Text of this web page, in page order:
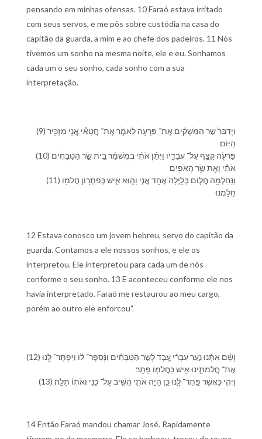
pensando em minhas ofensas. 10 Faraó estava irritado
com seus servos, e me pôs sobre custódia na casa do
capitão da guarda, a mim e ao chefe dos padeiros. 11 Nós
tivemos um sonho na mesma noite, ele e eu. Sonhamos
cada um o seu sonho, cada sonho com a sua
interpretação.
(9) וַ⁠יְדַבֵּר֙ שַׂ֣ר הַ⁠מַּשְׁקִ֔ים אֶת־ פַּרְעֹ֖ה לֵ⁠אמֹ֑ר אֶת־ חֲטָאַ֕⁠י אֲנִ֖י מַזְכִּ֥יר
הַ⁠יּֽוֹם׃
(10) פַּרְעֹ֖ה קָצַ֣ף עַל־ עֲבָדָ֑י⁠ו וַ⁠יִּתֵּ֨ן אֹתִ֜⁠י בְּ⁠מִשְׁמַ֗ר בֵּ֚ית שַׂ֣ר הַ⁠טַּבָּחִ֔ים
אֹתִ֕⁠י וְ⁠אֵ֖ת שַׂ֥ר הָ⁠אֹפִֽים׃
(11) וַ⁠נַּֽחַלְמָ֥⁠ה חֲל֛וֹם בְּ⁠לַ֥יְלָה אֶחָ֖ד אֲנִ֣י וָ⁠ה֑וּא אִ֛ישׁ כְּ⁠פִתְר֥וֹן חֲלֹמ֖⁠וֹ
חָלָֽמְנוּ׃
12 Estava conosco um jovem hebreu, servo do capitão da
guarda. Contamos a ele nossos sonhos, e ele os
interpretou. Ele interpretou para cada um de nós
conforme o seu sonho. 13 E aconteceu conforme ele nos
havia interpretado. Faraó me restaurou ao meu cargo,
porém ao outro ele enforcou".
(12) וְ⁠שָׁ֨ם אִתָּ֜⁠נוּ נַ֣עַר עִבְרִ֗י עֶ֚בֶד לְ⁠שַׂ֣ר הַ⁠טַּבָּחִ֔ים וַ⁠נְּ֨סַפֶּר־ ל֔⁠וֹ וַ⁠יִּפְתָּר־ לָ֖⁠נוּ
אֶת־ חֲלֹמֹתֵ֑י⁠נוּ אִ֥ישׁ כַּ⁠חֲלֹמ֖⁠וֹ פָּתָֽר׃
(13) וַ⁠יְהִ֛י כַּ⁠אֲשֶׁ֥ר פָּֽתַר־ לָ֖⁠נוּ כֵּ֣ן הָיָ֑ה אֹתִ֛⁠י הֵשִׁ֥יב עַל־ כַּנִּ֖⁠י וְ⁠אֹת֥⁠וֹ תָלָֽה׃
14 Então Faraó mandou chamar José. Rapidamente